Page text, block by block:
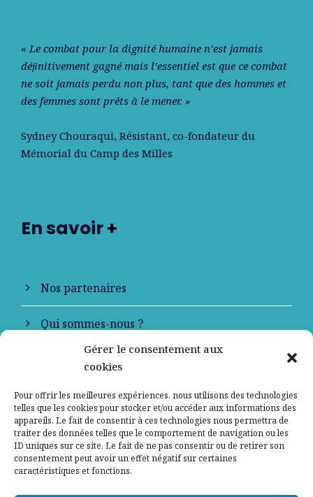
Gérer le consentement aux
cookies
Pour offrir les meilleures expériences, nous utilisons des technologies
telles que les cookies pour stocker et/ou accéder aux informations des
appareils. Le fait de consentir à ces technologies nous permettra de
traiter des données telles que le comportement de navigation ou les
ID uniques sur ce site. Le fait de ne pas consentir ou de retirer son
consentement peut avoir un effet négatif sur certaines
caractéristiques et fonctions.
« Le combat pour la dignité humaine n’est jamais
déﬁnitivement gagné mais l’essentiel est que ce combat
ne soit jamais perdu non plus, tant que des hommes et
des femmes sont prêts à le mener. »
Sydney Chouraqui, Résistant, co-fondateur du
Mémorial du Camp des Milles
En savoir +
Nos partenaires
Qui sommes-nous ?
Contactez-nous
Mentions légales
Politique de confidentialité